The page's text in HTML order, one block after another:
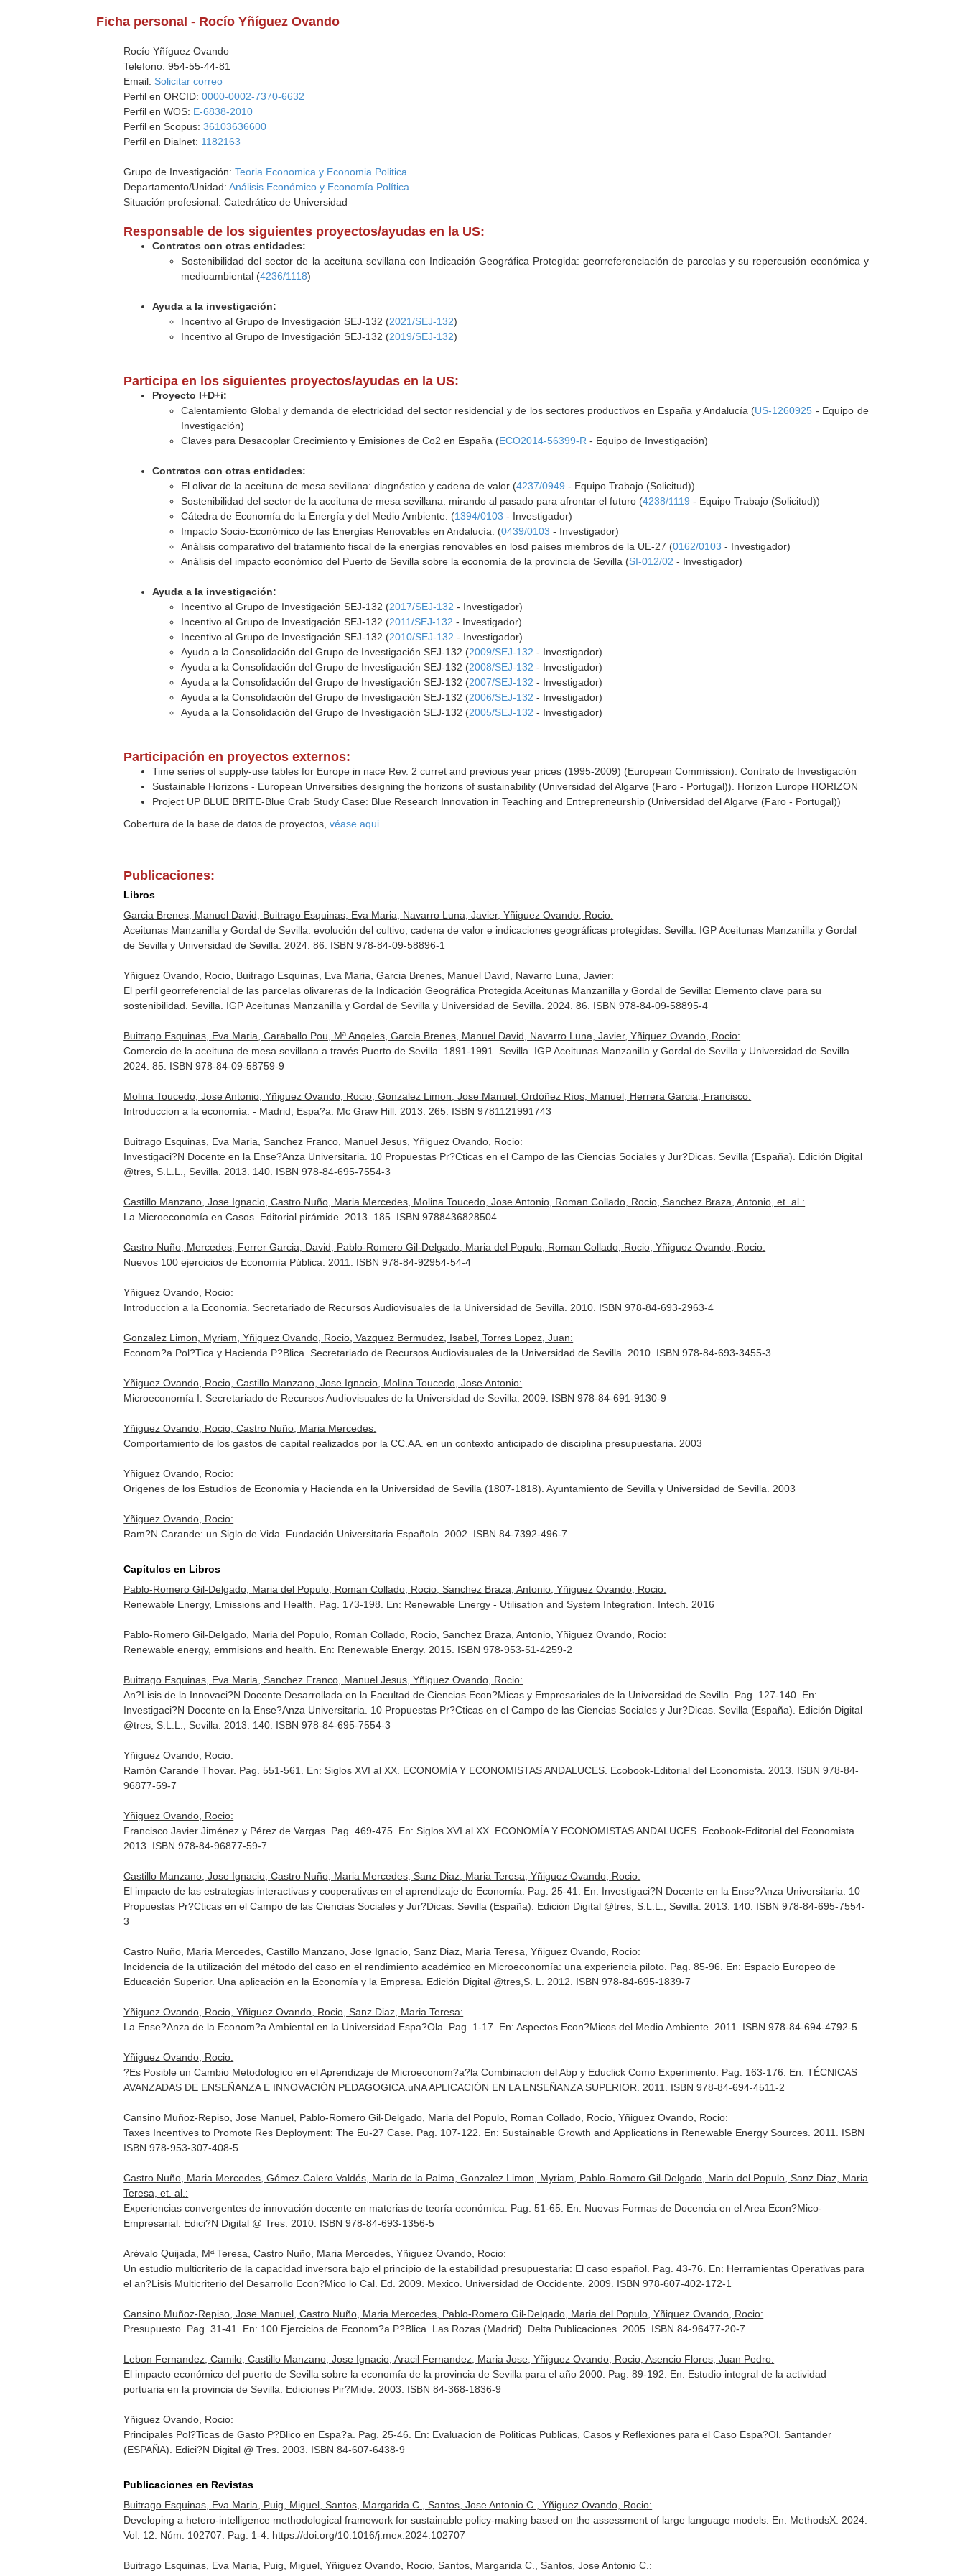
Ficha personal - Rocío Yñíguez Ovando
Rocío Yñíguez Ovando
Telefono: 954-55-44-81
Email: Solicitar correo
Perfil en ORCID:0000-0002-7370-6632
Perfil en WOS: E-6838-2010
Perfil en Scopus:36103636600
Perfil en Dialnet: 1182163
Grupo de Investigación:Teoria Economica y Economia Politica
Departamento/Unidad:Análisis Económico y Economía Política
Situación profesional: Catedrático de Universidad
Responsable de los siguientes proyectos/ayudas en la US:
Contratos con otras entidades:
Sostenibilidad del sector de la aceituna sevillana con Indicación Geográfica Protegida: georreferenciación de parcelas y su repercusión económica y
medioambiental (4236/1118)
Ayuda a la investigación:
Incentivo al Grupo de Investigación SEJ-132 (2021/SEJ-132)
Incentivo al Grupo de Investigación SEJ-132 (2019/SEJ-132)
Participa en los siguientes proyectos/ayudas en la US:
Proyecto I+D+i:
Calentamiento Global y demanda de electricidad del sector residencial y de los sectores productivos en España y Andalucía (US-1260925 - Equipo de
Investigación)
Claves para Desacoplar Crecimiento y Emisiones de Co2 en España (ECO2014-56399-R - Equipo de Investigación)
Contratos con otras entidades:
El olivar de la aceituna de mesa sevillana: diagnóstico y cadena de valor (4237/0949 - Equipo Trabajo (Solicitud))
Sostenibilidad del sector de la aceituna de mesa sevillana: mirando al pasado para afrontar el futuro (4238/1119 - Equipo Trabajo (Solicitud))
Cátedra de Economía de la Energía y del Medio Ambiente. (1394/0103 - Investigador)
Impacto Socio-Económico de las Energías Renovables en Andalucía. (0439/0103 - Investigador)
Análisis comparativo del tratamiento fiscal de la energías renovables en losd países miembros de la UE-27 (0162/0103 - Investigador)
Análisis del impacto económico del Puerto de Sevilla sobre la economía de la provincia de Sevilla (SI-012/02 - Investigador)
Ayuda a la investigación:
Incentivo al Grupo de Investigación SEJ-132 (2017/SEJ-132 - Investigador)
Incentivo al Grupo de Investigación SEJ-132 (2011/SEJ-132 - Investigador)
Incentivo al Grupo de Investigación SEJ-132 (2010/SEJ-132 - Investigador)
Ayuda a la Consolidación del Grupo de Investigación SEJ-132 (2009/SEJ-132 - Investigador)
Ayuda a la Consolidación del Grupo de Investigación SEJ-132 (2008/SEJ-132 - Investigador)
Ayuda a la Consolidación del Grupo de Investigación SEJ-132 (2007/SEJ-132 - Investigador)
Ayuda a la Consolidación del Grupo de Investigación SEJ-132 (2006/SEJ-132 - Investigador)
Ayuda a la Consolidación del Grupo de Investigación SEJ-132 (2005/SEJ-132 - Investigador)
Participación en proyectos externos:
Time series of supply-use tables for Europe in nace Rev. 2 curret and previous year prices (1995-2009) (European Commission). Contrato de Investigación
Sustainable Horizons - European Universities designing the horizons of sustainability (Universidad del Algarve (Faro - Portugal)). Horizon Europe HORIZON
Project UP BLUE BRITE-Blue Crab Study Case: Blue Research Innovation in Teaching and Entrepreneurship (Universidad del Algarve (Faro - Portugal))
Cobertura de la base de datos de proyectos,véase aqui
Publicaciones:
Libros
Garcia Brenes, Manuel David, Buitrago Esquinas, Eva Maria, Navarro Luna, Javier, Yñiguez Ovando, Rocio:
Aceitunas Manzanilla y Gordal de Sevilla: evolución del cultivo, cadena de valor e indicaciones geográficas protegidas. Sevilla. IGP Aceitunas Manzanilla y Gordal
de Sevilla y Universidad de Sevilla. 2024. 86. ISBN 978-84-09-58896-1
Yñiguez Ovando, Rocio, Buitrago Esquinas, Eva Maria, Garcia Brenes, Manuel David, Navarro Luna, Javier:
El perfil georreferencial de las parcelas olivareras de la Indicación Geográfica Protegida Aceitunas Manzanilla y Gordal de Sevilla: Elemento clave para su
sostenibilidad. Sevilla. IGP Aceitunas Manzanilla y Gordal de Sevilla y Universidad de Sevilla. 2024. 86. ISBN 978-84-09-58895-4
Buitrago Esquinas, Eva Maria, Caraballo Pou, Mª Angeles, Garcia Brenes, Manuel David, Navarro Luna, Javier, Yñiguez Ovando, Rocio:
Comercio de la aceituna de mesa sevillana a través Puerto de Sevilla. 1891-1991. Sevilla. IGP Aceitunas Manzanilla y Gordal de Sevilla y Universidad de Sevilla.
2024. 85. ISBN 978-84-09-58759-9
Molina Toucedo, Jose Antonio, Yñiguez Ovando, Rocio, Gonzalez Limon, Jose Manuel, Ordóñez Ríos, Manuel, Herrera Garcia, Francisco:
Introduccion a la economía. - Madrid, Espa?a. Mc Graw Hill. 2013. 265. ISBN 9781121991743
Buitrago Esquinas, Eva Maria, Sanchez Franco, Manuel Jesus, Yñiguez Ovando, Rocio:
Investigaci?N Docente en la Ense?Anza Universitaria. 10 Propuestas Pr?Cticas en el Campo de las Ciencias Sociales y Jur?Dicas. Sevilla (España). Edición Digital
@tres, S.L.L., Sevilla. 2013. 140. ISBN 978-84-695-7554-3
Castillo Manzano, Jose Ignacio, Castro Nuño, Maria Mercedes, Molina Toucedo, Jose Antonio, Roman Collado, Rocio, Sanchez Braza, Antonio, et. al.:
La Microeconomía en Casos. Editorial pirámide. 2013. 185. ISBN 9788436828504
Castro Nuño, Mercedes, Ferrer Garcia, David, Pablo-Romero Gil-Delgado, Maria del Populo, Roman Collado, Rocio, Yñiguez Ovando, Rocio:
Nuevos 100 ejercicios de Economía Pública. 2011. ISBN 978-84-92954-54-4
Yñiguez Ovando, Rocio:
Introduccion a la Economia. Secretariado de Recursos Audiovisuales de la Universidad de Sevilla. 2010. ISBN 978-84-693-2963-4
Gonzalez Limon, Myriam, Yñiguez Ovando, Rocio, Vazquez Bermudez, Isabel, Torres Lopez, Juan:
Econom?a Pol?Tica y Hacienda P?Blica. Secretariado de Recursos Audiovisuales de la Universidad de Sevilla. 2010. ISBN 978-84-693-3455-3
Yñiguez Ovando, Rocio, Castillo Manzano, Jose Ignacio, Molina Toucedo, Jose Antonio:
Microeconomía I. Secretariado de Recursos Audiovisuales de la Universidad de Sevilla. 2009. ISBN 978-84-691-9130-9
Yñiguez Ovando, Rocio, Castro Nuño, Maria Mercedes:
Comportamiento de los gastos de capital realizados por la CC.AA. en un contexto anticipado de disciplina presupuestaria. 2003
Yñiguez Ovando, Rocio:
Origenes de los Estudios de Economia y Hacienda en la Universidad de Sevilla (1807-1818). Ayuntamiento de Sevilla y Universidad de Sevilla. 2003
Yñiguez Ovando, Rocio:
Ram?N Carande: un Siglo de Vida. Fundación Universitaria Española. 2002. ISBN 84-7392-496-7
Capítulos en Libros
Pablo-Romero Gil-Delgado, Maria del Populo, Roman Collado, Rocio, Sanchez Braza, Antonio, Yñiguez Ovando, Rocio:
Renewable Energy, Emissions and Health. Pag. 173-198. En: Renewable Energy - Utilisation and System Integration . Intech. 2016
Pablo-Romero Gil-Delgado, Maria del Populo, Roman Collado, Rocio, Sanchez Braza, Antonio, Yñiguez Ovando, Rocio:
Renewable energy, emmisions and health. En: Renewable Energy. 2015. ISBN 978-953-51-4259-2
Buitrago Esquinas, Eva Maria, Sanchez Franco, Manuel Jesus, Yñiguez Ovando, Rocio:
An?Lisis de la Innovaci?N Docente Desarrollada en la Facultad de Ciencias Econ?Micas y Empresariales de la Universidad de Sevilla. Pag. 127-140. En:
Investigaci?N Docente en la Ense?Anza Universitaria. 10 Propuestas Pr?Cticas en el Campo de las Ciencias Sociales y Jur?Dicas . Sevilla (España). Edición Digital
@tres, S.L.L., Sevilla. 2013. 140. ISBN 978-84-695-7554-3
Yñiguez Ovando, Rocio:
Ramón Carande Thovar. Pag. 551-561. En: Siglos XVI al XX. ECONOMÍA Y ECONOMISTAS ANDALUCES . Ecobook-Editorial del Economista. 2013. ISBN 978-84-
96877-59-7
Yñiguez Ovando, Rocio:
Francisco Javier Jiménez y Pérez de Vargas. Pag. 469-475. En: Siglos XVI al XX. ECONOMÍA Y ECONOMISTAS ANDALUCES . Ecobook-Editorial del Economista.
2013. ISBN 978-84-96877-59-7
Castillo Manzano, Jose Ignacio, Castro Nuño, Maria Mercedes, Sanz Diaz, Maria Teresa, Yñiguez Ovando, Rocio:
El impacto de las estrategias interactivas y cooperativas en el aprendizaje de Economía. Pag. 25-41. En: Investigaci?N Docente en la Ense?Anza Universitaria. 10
Propuestas Pr?Cticas en el Campo de las Ciencias Sociales y Jur?Dicas . Sevilla (España). Edición Digital @tres, S.L.L., Sevilla. 2013. 140. ISBN 978-84-695-7554-
3
Castro Nuño, Maria Mercedes, Castillo Manzano, Jose Ignacio, Sanz Diaz, Maria Teresa, Yñiguez Ovando, Rocio:
Incidencia de la utilización del método del caso en el rendimiento académico en Microeconomía: una experiencia piloto. Pag. 85-96. En: Espacio Europeo de
Educación Superior. Una aplicación en la Economía y la Empresa . Edición Digital @tres,S. L. 2012. ISBN 978-84-695-1839-7
Yñiguez Ovando, Rocio, Yñiguez Ovando, Rocio, Sanz Diaz, Maria Teresa:
La Ense?Anza de la Econom?a Ambiental en la Universidad Espa?Ola. Pag. 1-17. En: Aspectos Econ?Micos del Medio Ambiente . 2011. ISBN 978-84-694-4792-5
Yñiguez Ovando, Rocio:
?Es Posible un Cambio Metodologico en el Aprendizaje de Microeconom?a?la Combinacion del Abp y Educlick Como Experimento. Pag. 163-176. En: TÉCNICAS
AVANZADAS DE ENSEÑANZA E INNOVACIÓN PEDAGOGICA.uNA APLICACIÓN EN LA ENSEÑANZA SUPERIOR . 2011. ISBN 978-84-694-4511-2
Cansino Muñoz-Repiso, Jose Manuel, Pablo-Romero Gil-Delgado, Maria del Populo, Roman Collado, Rocio, Yñiguez Ovando, Rocio:
Taxes Incentives to Promote Res Deployment: The Eu-27 Case. Pag. 107-122. En: Sustainable Growth and Applications in Renewable Energy Sources . 2011. ISBN
ISBN 978-953-307-408-5
Castro Nuño, Maria Mercedes, Gómez-Calero Valdés, Maria de la Palma, Gonzalez Limon, Myriam, Pablo-Romero Gil-Delgado, Maria del Populo, Sanz Diaz, Maria
Teresa, et. al.:
Experiencias convergentes de innovación docente en materias de teoría económica. Pag. 51-65. En: Nuevas Formas de Docencia en el Area Econ?Mico-
Empresarial . Edici?N Digital @ Tres. 2010. ISBN 978-84-693-1356-5
Arévalo Quijada, Mª Teresa, Castro Nuño, Maria Mercedes, Yñiguez Ovando, Rocio:
Un estudio multicriterio de la capacidad inversora bajo el principio de la estabilidad presupuestaria: El caso español. Pag. 43-76. En: Herramientas Operativas para
el an?Lisis Multicriterio del Desarrollo Econ?Mico lo Cal . Ed. 2009. Mexico. Universidad de Occidente. 2009. ISBN 978-607-402-172-1
Cansino Muñoz-Repiso, Jose Manuel, Castro Nuño, Maria Mercedes, Pablo-Romero Gil-Delgado, Maria del Populo, Yñiguez Ovando, Rocio:
Presupuesto. Pag. 31-41. En: 100 Ejercicios de Econom?a P?Blica . Las Rozas (Madrid). Delta Publicaciones. 2005. ISBN 84-96477-20-7
Lebon Fernandez, Camilo, Castillo Manzano, Jose Ignacio, Aracil Fernandez, Maria Jose, Yñiguez Ovando, Rocio, Asencio Flores, Juan Pedro:
El impacto económico del puerto de Sevilla sobre la economía de la provincia de Sevilla para el año 2000. Pag. 89-192. En: Estudio integral de la actividad
portuaria en la provincia de Sevilla . Ediciones Pir?Mide. 2003. ISBN 84-368-1836-9
Yñiguez Ovando, Rocio:
Principales Pol?Ticas de Gasto P?Blico en Espa?a. Pag. 25-46. En: Evaluacion de Politicas Publicas, Casos y Reflexiones para el Caso Espa?Ol . Santander
(ESPAÑA). Edici?N Digital @ Tres. 2003. ISBN 84-607-6438-9
Publicaciones en Revistas
Buitrago Esquinas, Eva Maria, Puig, Miguel, Santos, Margarida C., Santos, Jose Antonio C., Yñiguez Ovando, Rocio:
Developing a hetero-intelligence methodological framework for sustainable policy-making based on the assessment of large language models. En: MethodsX . 2024.
Vol. 12. Núm. 102707. Pag. 1-4. https://doi.org/10.1016/j.mex.2024.102707
Buitrago Esquinas, Eva Maria, Puig, Miguel, Yñiguez Ovando, Rocio, Santos, Margarida C., Santos, Jose Antonio C.: